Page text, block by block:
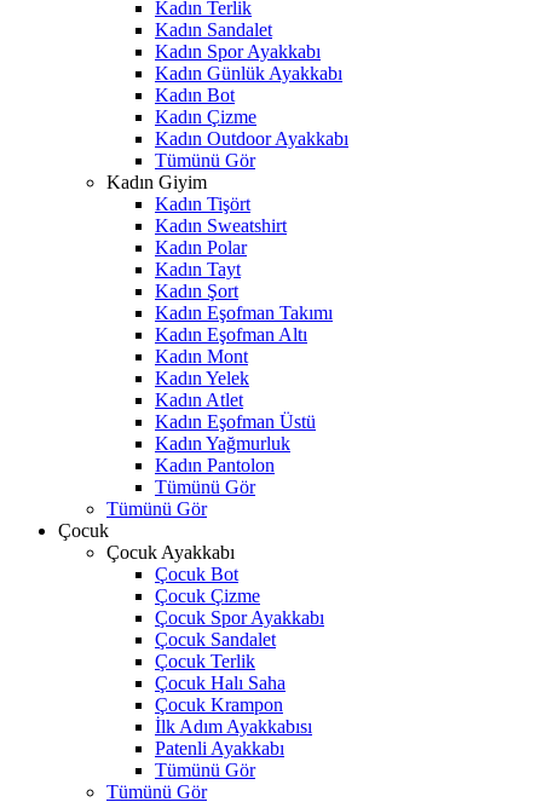
Kadın Terlik
Kadın Sandalet
Kadın Spor Ayakkabı
Kadın Günlük Ayakkabı
Kadın Bot
Kadın Çizme
Kadın Outdoor Ayakkabı
Tümünü Gör
Kadın Giyim
Kadın Tişört
Kadın Sweatshirt
Kadın Polar
Kadın Tayt
Kadın Şort
Kadın Eşofman Takımı
Kadın Eşofman Altı
Kadın Mont
Kadın Yelek
Kadın Atlet
Kadın Eşofman Üstü
Kadın Yağmurluk
Kadın Pantolon
Tümünü Gör
Tümünü Gör
Çocuk
Çocuk Ayakkabı
Çocuk Bot
Çocuk Çizme
Çocuk Spor Ayakkabı
Çocuk Sandalet
Çocuk Terlik
Çocuk Halı Saha
Çocuk Krampon
İlk Adım Ayakkabısı
Patenli Ayakkabı
Tümünü Gör
Tümünü Gör